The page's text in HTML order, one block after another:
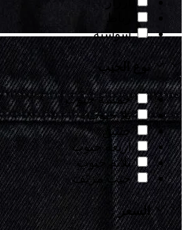
سوسته
نوع الجيب
خمسة جيوب
بلا جيوب
جيبين
أربعة جيوب
ثلاثة جيوب
جيب مزيّف
السعر